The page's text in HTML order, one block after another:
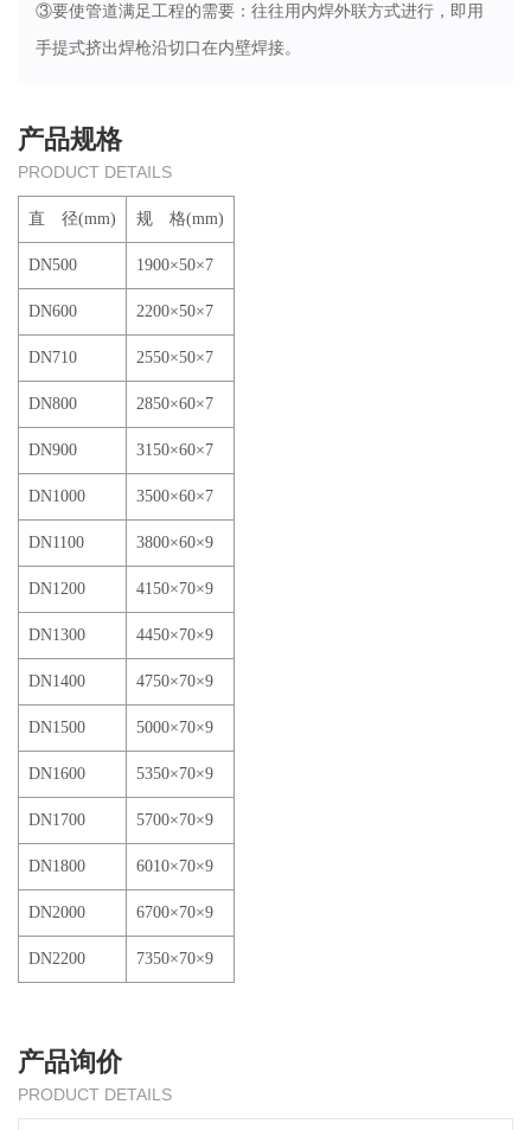
③要使管道满足工程的需要：往往用内焊外联方式进行，即用
手提式挤出焊枪沿切口在内壁焊接。
产品规格
PRODUCT DETAILS
直 径(mm) 规 格(mm)
DN500 1900×50×7
DN600 2200×50×7
DN710 2550×50×7
DN800 2850×60×7
DN900 3150×60×7
DN1000 3500×60×7
DN1100 3800×60×9
DN1200 4150×70×9
DN1300 4450×70×9
DN1400 4750×70×9
DN1500 5000×70×9
DN1600 5350×70×9
DN1700 5700×70×9
DN1800 6010×70×9
DN2000 6700×70×9
DN2200 7350×70×9
产品询价
PRODUCT DETAILS